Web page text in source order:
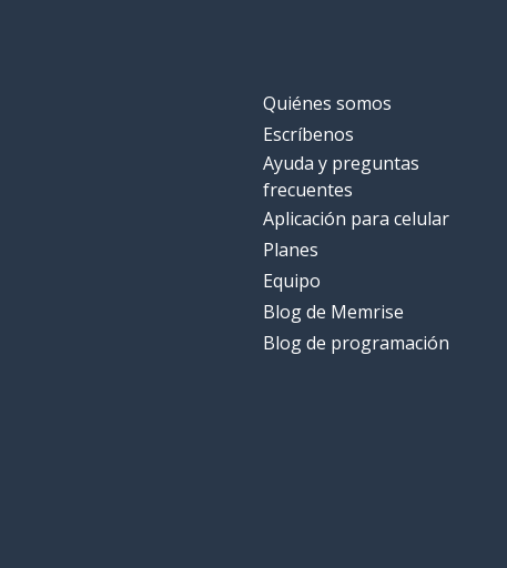
Quiénes somos
Escríbenos
Ayuda y preguntas
frecuentes
Aplicación para celular
Planes
Equipo
Blog de Memrise
Blog de programación